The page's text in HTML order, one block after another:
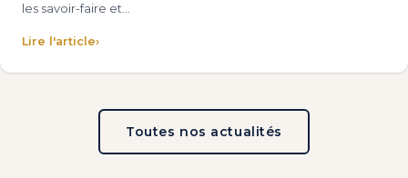
les savoir-faire et…
Lire l'article›
Toutes nos actualités